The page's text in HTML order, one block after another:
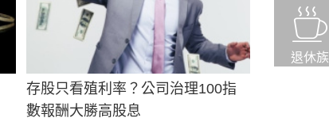
存股只看殖利率？公司治理100指
數報酬大勝高股息
退休族